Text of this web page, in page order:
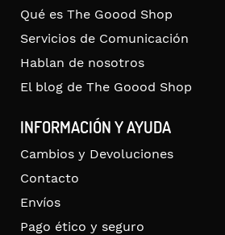
Qué es The Goood Shop
Servicios de Comunicación
Hablan de nosotros
El blog de The Goood Shop
INFORMACIÓN Y AYUDA
Cambios y Devoluciones
Contacto
Envíos
Pago ético y seguro